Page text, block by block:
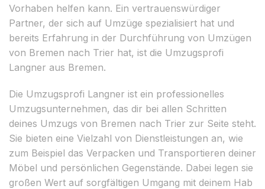
Vorhaben helfen kann. Ein vertrauenswürdiger
Partner, der sich auf Umzüge spezialisiert hat und
bereits Erfahrung in der Durchführung von Umzügen
von Bremen nach Trier hat, ist die Umzugsprofi
Langner aus Bremen.
Die Umzugsprofi Langner ist ein professionelles
Umzugsunternehmen, das dir bei allen Schritten
deines Umzugs von Bremen nach Trier zur Seite steht.
Sie bieten eine Vielzahl von Dienstleistungen an, wie
zum Beispiel das Verpacken und Transportieren deiner
Möbel und persönlichen Gegenstände. Dabei legen sie
großen Wert auf sorgfältigen Umgang mit deinem Hab